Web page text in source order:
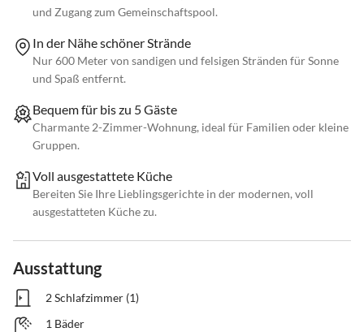
und Zugang zum Gemeinschaftspool.
In der Nähe schöner Strände
Nur 600 Meter von sandigen und felsigen Stränden für Sonne
und Spaß entfernt.
Bequem für bis zu 5 Gäste
Charmante 2-Zimmer-Wohnung, ideal für Familien oder kleine
Gruppen.
Voll ausgestattete Küche
Bereiten Sie Ihre Lieblingsgerichte in der modernen, voll
ausgestatteten Küche zu.
Ausstattung
2 Schlafzimmer (1)
1 Bäder